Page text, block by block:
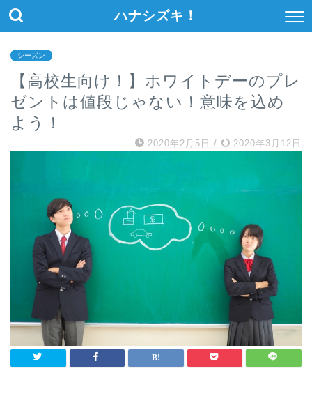
ハナシズキ！
シーズン
【高校生向け！】ホワイトデーのプレ
ゼントは値段じゃない！意味を込め
よう！
2020年2月5日 / 2020年3月12日